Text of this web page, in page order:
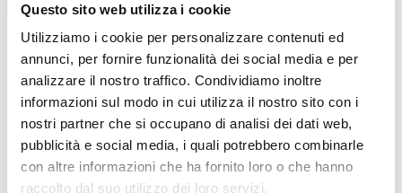
Questo sito web utilizza i cookie
Utilizziamo i cookie per personalizzare contenuti ed
annunci, per fornire funzionalità dei social media e per
analizzare il nostro traffico. Condividiamo inoltre
informazioni sul modo in cui utilizza il nostro sito con i
nostri partner che si occupano di analisi dei dati web,
pubblicità e social media, i quali potrebbero combinarle
con altre informazioni che ha fornito loro o che hanno
raccolto dal suo utilizzo dei loro servizi.
Lina Simoni
ved. Rodondi
3 Dicembre 1925 - 28 Novembre 2024